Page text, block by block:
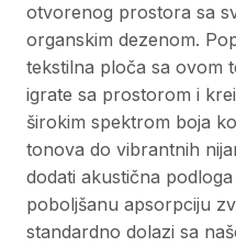
otvorenog prostora sa
organskim dezenom.
tekstilna ploča sa ovom
igrate sa prostorom i
širokim spektrom boja
tonova do vibrantnih
dodati akustična
poboljšanu apsorpciju
standardno dolazi sa